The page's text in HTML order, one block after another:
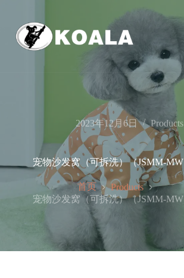
2023年12月6日 Products
宠物沙发窝（可拆洗）（JSMM-
首页
Products
宠物沙发窝（可拆洗）（JSMM-